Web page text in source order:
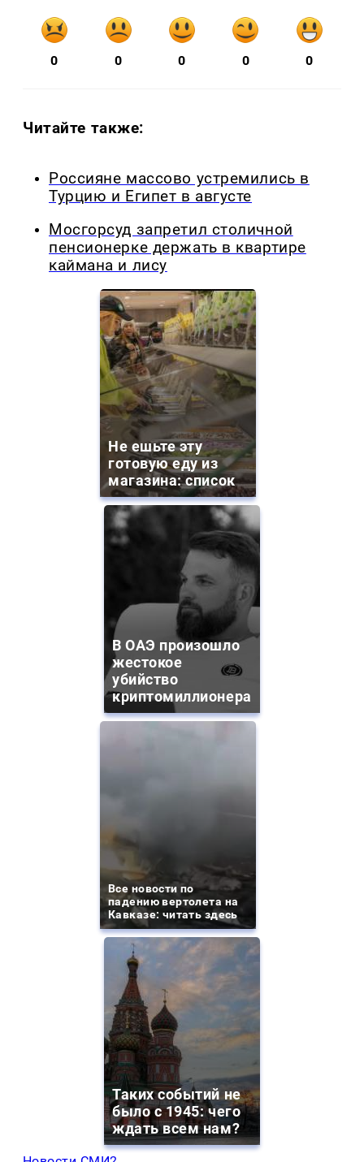
0 0 0 0 0
Читайте также:
Россияне массово устремились в
Турцию и Египет в августе
Мосгорсуд запретил столичной
пенсионерке держать в квартире
каймана и лису
Не ешьте эту
готовую еду из
магазина: список
В ОАЭ произошло
жестокое
убийство
криптомиллионера
Все новости по
падению вертолета на
Кавказе: читать здесь
Таких событий не
было с 1945: чего
ждать всем нам?